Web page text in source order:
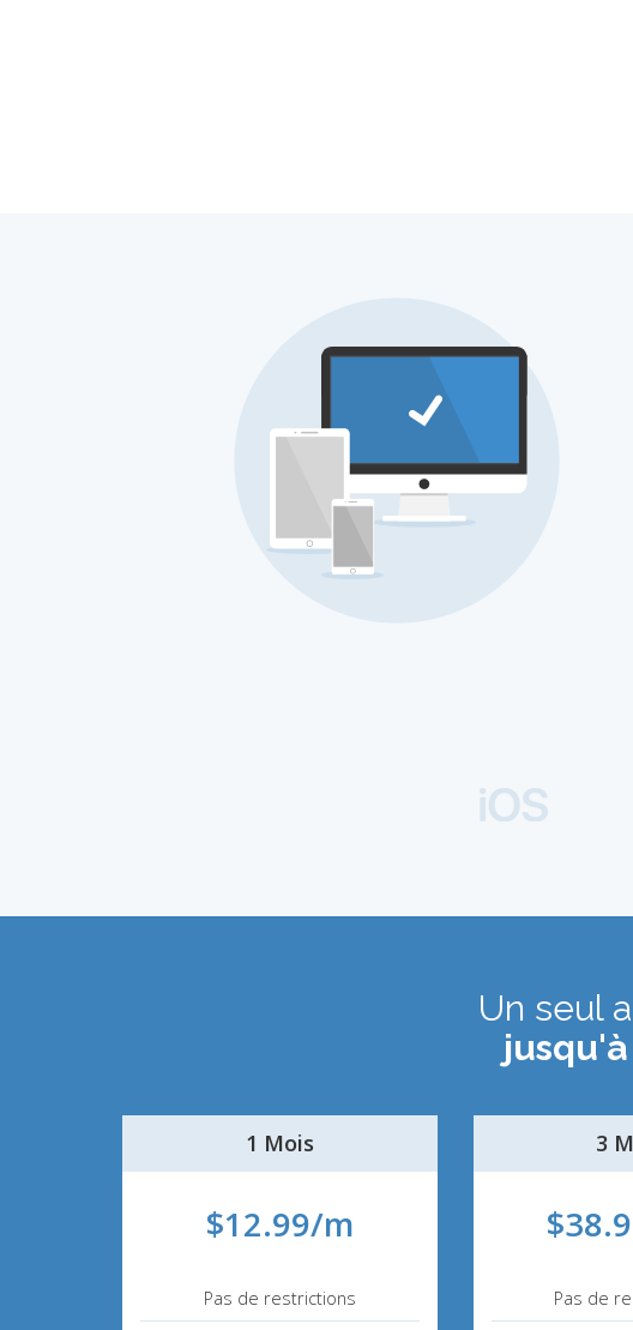
Un seul
1 Mois
$12.99/m
Pas de restrictions
3
Pas de